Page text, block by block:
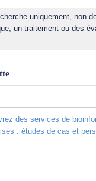
uniquement, non
un traitement ou des